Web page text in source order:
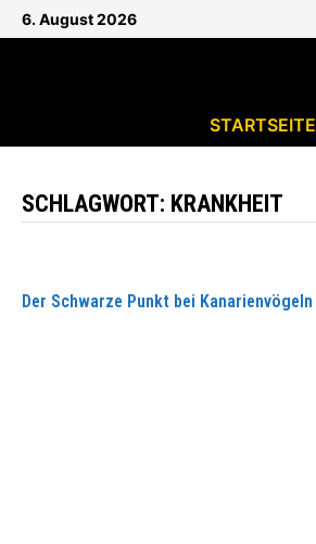
Zum
Inhalt
6. August 2026
STARTSEITE
SCHLAGWORT: KRANKHEIT
Der Schwarze Punkt bei Kanarienvögeln